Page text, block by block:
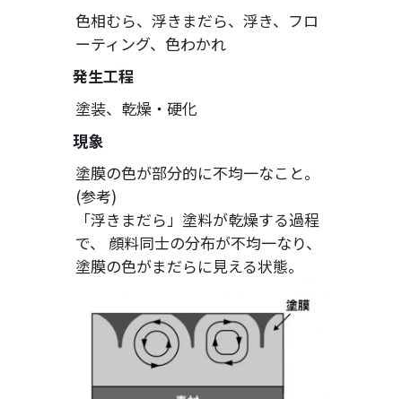
色相むら、浮きまだら、浮き、フロ
ーティング、色わかれ
発生工程
塗装、乾燥・硬化
現象
塗膜の色が部分的に不均一なこと。
(参考)
「浮きまだら」塗料が乾燥する過程
で、 顔料同士の分布が不均一なり、
塗膜の色がまだらに見える状態。